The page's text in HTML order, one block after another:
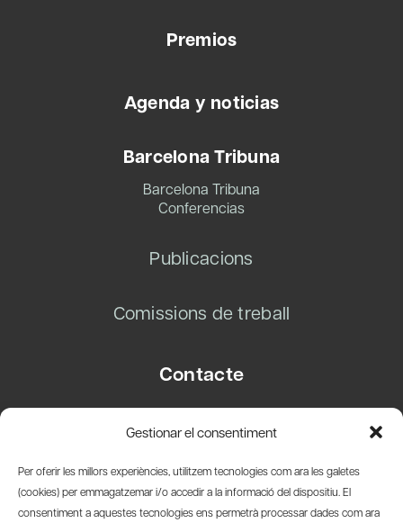
Gestionar el consentiment
Per oferir les millors experiències, utilitzem tecnologies com ara les galetes
(cookies) per emmagatzemar i/o accedir a la informació del dispositiu. El
consentiment a aquestes tecnologies ens permetrà processar dades com ara
Premios
Agenda y noticias
Barcelona Tribuna
Barcelona Tribuna
Conferencias
Publicacions
Comissions de treball
Contacte
08003 Barcelona
info@amicsdelpais.com